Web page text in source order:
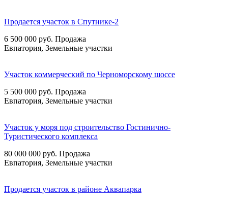
Продается участок в Спутнике-2
6 500 000 руб. Продажа
Евпатория, Земельные участки
Участок коммерческий по Черноморскому шоссе
5 500 000 руб. Продажа
Евпатория, Земельные участки
Участок у моря под строительство Гостинично-
Туристического комплекса
80 000 000 руб. Продажа
Евпатория, Земельные участки
Продается участок в районе Аквапарка